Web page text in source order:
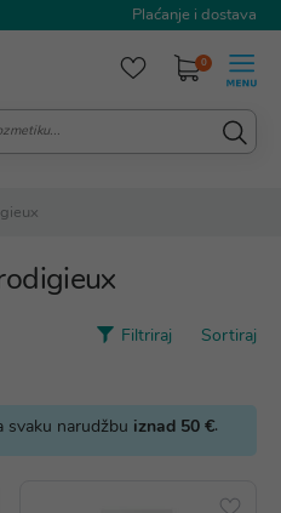
Plaćanje i dostava
0
Filtriraj Sortiraj
svaku narudžbu iznad 50 €.